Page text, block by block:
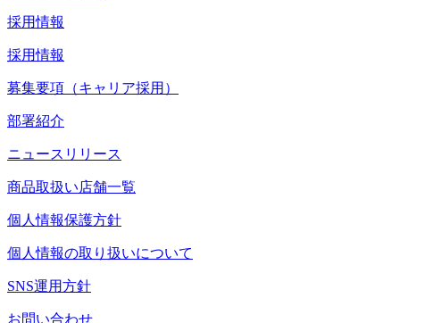
採用情報
採用情報
募集要項（キャリア採用）
部署紹介
ニュースリリース
商品取扱い店舗一覧
個人情報保護方針
個人情報の取り扱いについて
SNS運用方針
お問い合わせ